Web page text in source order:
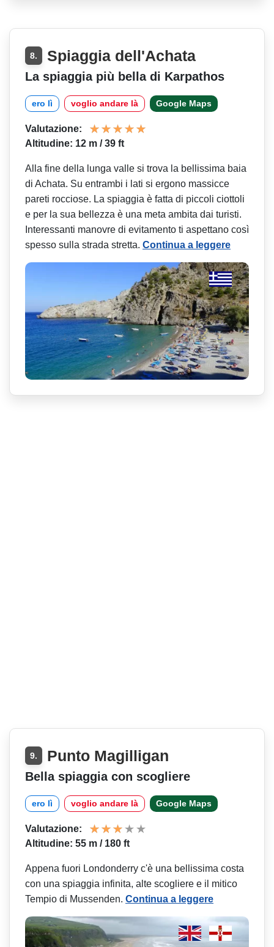
8. Spiaggia dell'Achata
La spiaggia più bella di Karpathos
ero lì voglio andare là Google Maps
Valutazione:
Altitudine: 12 m / 39 ft
Alla fine della lunga valle si trova la bellissima baia
di Achata. Su entrambi i lati si ergono massicce
pareti rocciose. La spiaggia è fatta di piccoli ciottoli
e per la sua bellezza è una meta ambita dai turisti.
Interessanti manovre di evitamento ti aspettano così
spesso sulla strada stretta. Continua a leggere
9. Punto Magilligan
Bella spiaggia con scogliere
ero lì voglio andare là Google Maps
Valutazione:
Altitudine: 55 m / 180 ft
Appena fuori Londonderry c'è una bellissima costa
con una spiaggia infinita, alte scogliere e il mitico
Tempio di Mussenden. Continua a leggere